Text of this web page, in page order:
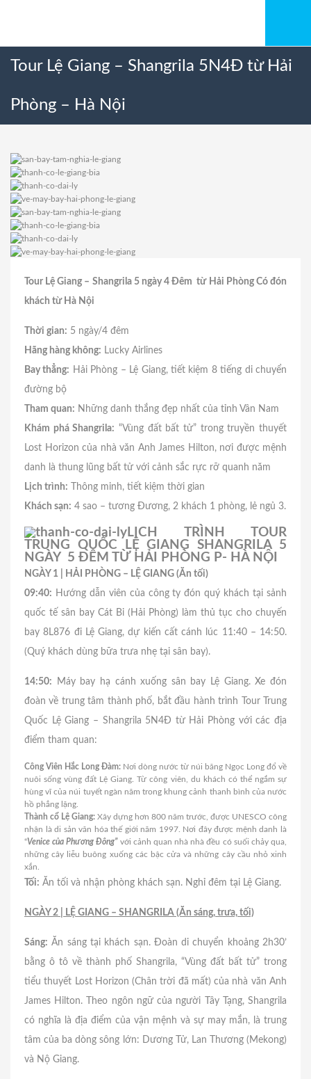
Tour Lệ Giang – Shangrila 5N4Đ từ Hải
Phòng – Hà Nội
Tour Lệ Giang – Shangrila 5 ngày 4 Đêm từ Hải Phòng Có đón
khách từ Hà Nội
Thời gian: 5 ngày/4 đêm
Hãng hàng không: Lucky Airlines
Bay thẳng: Hải Phòng – Lệ Giang, tiết kiệm 8 tiếng di chuyển
đường bộ
Tham quan: Những danh thắng đẹp nhất của tỉnh Vân Nam
Khám phá Shangrila: “Vùng đất bất tử” trong truyền thuyết
Lost Horizon của nhà văn Anh James Hilton, nơi được mệnh
danh là thung lũng bất tử với cảnh sắc rực rỡ quanh năm
Lịch trình: Thông minh, tiết kiệm thời gian
Khách sạn: 4 sao – tương Đương, 2 khách 1 phòng, lẻ ngủ 3.
LỊCH TRÌNH TOUR
TRUNG QUỐC LỆ GIANG SHANGRILA 5
NGÀY 5 ĐÊM TỪ HẢI PHÒNG P- HÀ NỘI
NGÀY 1 | HẢI PHÒNG – LỆ GIANG (Ăn tối)
09:40: Hướng dẫn viên của công ty đón quý khách tại sảnh
quốc tế sân bay Cát Bi (Hải Phòng) làm thủ tục cho chuyến
bay 8L876 đi Lệ Giang, dự kiến cất cánh lúc 11:40 – 14:50.
(Quý khách dùng bữa trưa nhẹ tại sân bay).
14:50: Máy bay hạ cánh xuống sân bay Lệ Giang. Xe đón
đoàn về trung tâm thành phố, bắt đầu hành trình Tour Trung
Quốc Lệ Giang – Shangrila 5N4Đ từ Hải Phòng với các địa
điểm tham quan:
Công Viên Hắc Long Đàm: Nơi dòng nước từ núi băng Ngọc Long đổ về
nuôi sống vùng đất Lệ Giang. Từ công viên, du khách có thể ngắm sự
hùng vĩ của núi tuyết ngàn năm trong khung cảnh thanh bình của nước
hồ phẳng lặng.
Thành cổ Lệ Giang: Xây dựng hơn 800 năm trước, được UNESCO công
nhận là di sản văn hóa thế giới năm 1997. Nơi đây được mệnh danh là
“Venice của Phương Đông”với cảnh quan nhà nhà đều có suối chảy qua,
những cây liễu buông xuống các bậc cửa và những cây cầu nhỏ xinh
xắn.
Tối: Ăn tối và nhận phòng khách sạn. Nghỉ đêm tại Lệ Giang.
NGÀY 2 | LỆ GIANG – SHANGRILA (Ăn sáng, trưa, tối)
Sáng: Ăn sáng tại khách sạn. Đoàn di chuyển khoảng 2h30’
bằng ô tô về thành phố Shangrila, “Vùng đất bất tử” trong
tiểu thuyết Lost Horizon (Chân trời đã mất) của nhà văn Anh
James Hilton. Theo ngôn ngữ của người Tây Tạng, Shangrila
có nghĩa là địa điểm của vận mệnh và sự may mắn, là trung
tâm của ba dòng sông lớn: Dương Tử, Lan Thương (Mekong)
và Nộ Giang.